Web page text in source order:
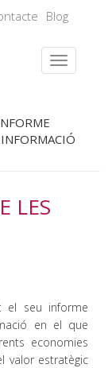
Blog
LES
el seu informe
en el que
economies
valor estratègic